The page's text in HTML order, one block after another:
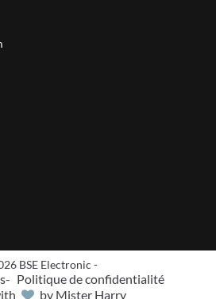
BSE Electronic -
Politique de confidentialité
by Mister Harry